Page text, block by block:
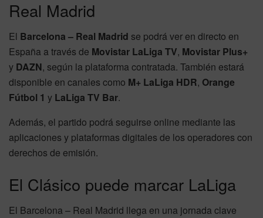
Real Madrid
El Barcelona – Real Madrid se podrá ver en directo en
España a través de Movistar LaLiga TV, Movistar Plus+
y DAZN, según la plataforma contratada. También estará
disponible en canales como M+ LaLiga HDR, Orange
Fútbol 1 y LaLiga TV Bar.
Además, el partido podrá seguirse online mediante las
aplicaciones y plataformas digitales de los operadores con
derechos de emisión.
El Clásico puede marcar LaLiga
El Barcelona – Real Madrid llega en una jornada clave